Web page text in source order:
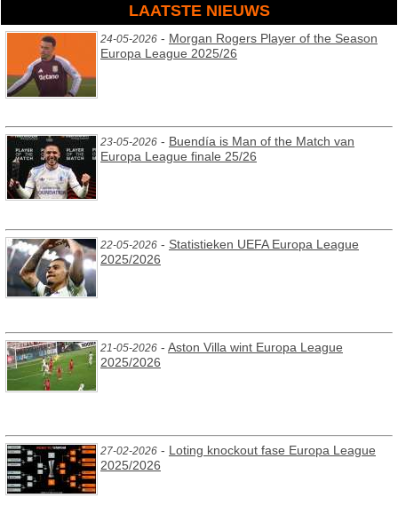
LAATSTE NIEUWS
24-05-2026 - Morgan Rogers Player of the Season
Europa League 2025/26
23-05-2026 - Buendía is Man of the Match van
Europa League finale 25/26
22-05-2026 - Statistieken UEFA Europa League
2025/2026
21-05-2026 - Aston Villa wint Europa League
2025/2026
27-02-2026 - Loting knockout fase Europa League
2025/2026